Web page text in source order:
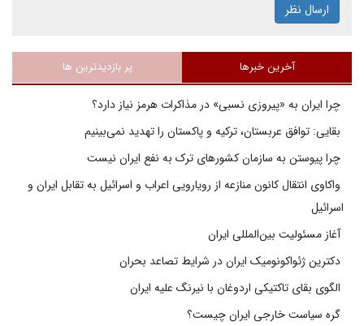
ارسال نظر
آخرین خبرها پر بازدیدترین ها
چرا ایران به «پیروزی نسبی» در مذاکرات هرمز نیاز دارد؟
بقایی: توافق عربستان، ترکیه و پاکستان را تهدید نمی‌بینیم
چرا پیوستن به سازمان کشورهای ترک به نفع ایران نیست
واکاوی انتقال کانون منازعه از رویارویی اعراب و اسرائیل به تقابل ایران و
اسرائیل
آغاز مسئولیت بین‌المللی ایران
دکترین ژئواکونومیک ایران در شرایط تصاعد بحران
الگوی بقای تاکتیکی اردوغان با نیرنگ علیه ایران
گره سیاست خارجی ایران چیست؟